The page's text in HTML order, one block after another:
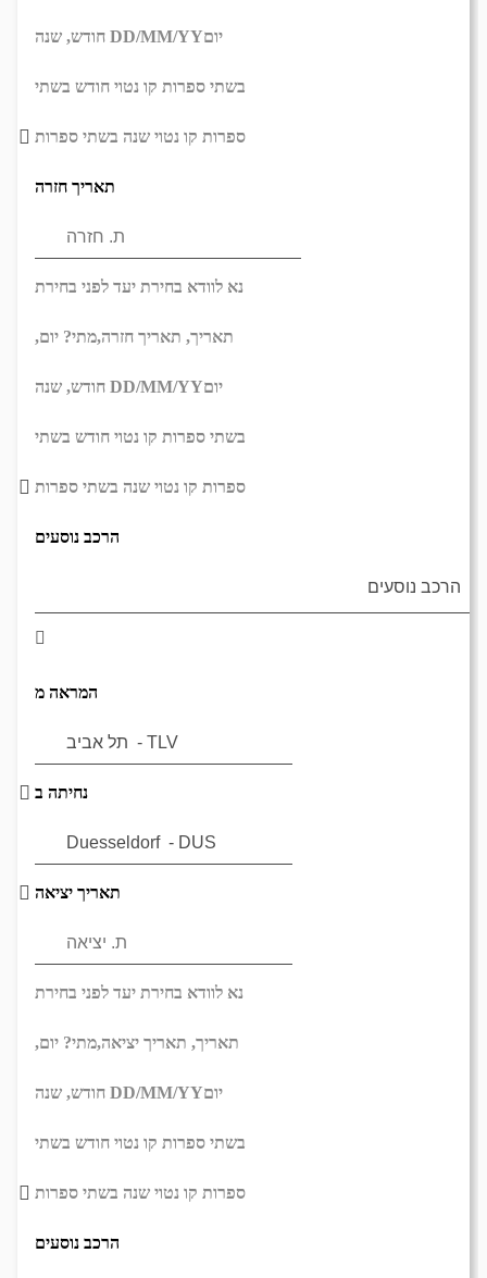
DD/MM/YYיום
בשתי ספרות קו נטוי חודש בשתי
ספרות קו נטוי שנה בשתי ספרות
תאריך חזרה
נא לוודא בחירת יעד לפני בחירת
תאריך, תאריך חזרה,מתי? יום,
DD/MM/YYיום
בשתי ספרות קו נטוי חודש בשתי
ספרות קו נטוי שנה בשתי ספרות
הרכב נוסעים
המראה מ
נחיתה ב
תאריך יציאה
נא לוודא בחירת יעד לפני בחירת
תאריך, תאריך יציאה,מתי? יום,
DD/MM/YYיום
בשתי ספרות קו נטוי חודש בשתי
ספרות קו נטוי שנה בשתי ספרות
הרכב נוסעים